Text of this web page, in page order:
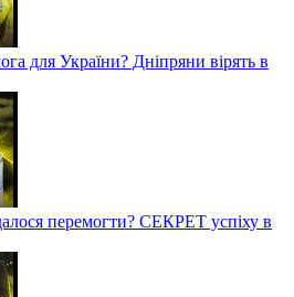
для України? Дніпряни вірять в
перемогти? СЕКРЕТ успіху в